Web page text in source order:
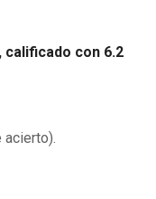
calificado con 6.2